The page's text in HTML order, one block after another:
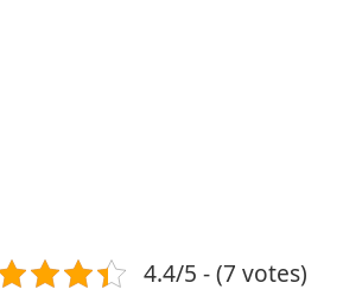
4.4/5 - (7 votes)